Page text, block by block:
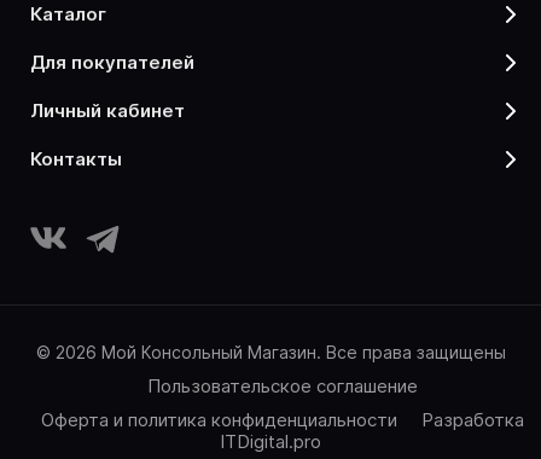
каталог
для покупателей
личный кабинет
контакты
© 2026 Мой Консольный Магазин. Все права защищены
Пользовательское соглашение
Оферта и политика конфиденциальности
Разработка
ITDigital.pro